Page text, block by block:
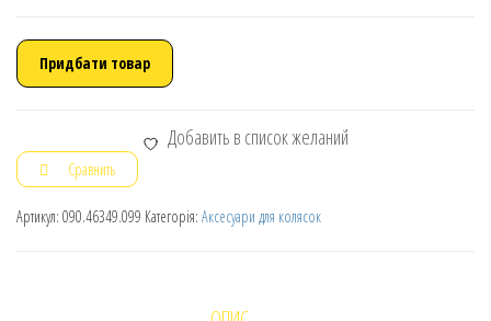
Придбати товар
Добавить в список желаний
Сравнить
Артикул: 090.46349.099 Категорія: Аксесуари для колясок